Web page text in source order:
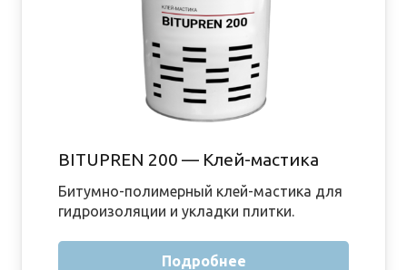
BITUPREN 200 — Клей-мастика
Битумно-полимерный клей-мастика для
гидроизоляции и укладки плитки.
Подробнее